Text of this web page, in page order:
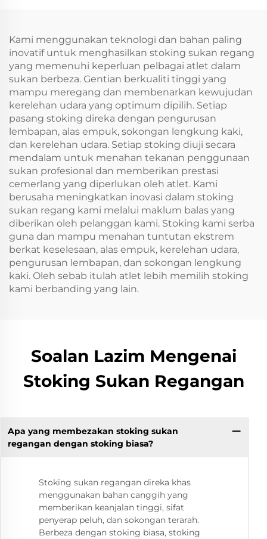
Kami menggunakan teknologi dan bahan paling
inovatif untuk menghasilkan stoking sukan regang
yang memenuhi keperluan pelbagai atlet dalam
sukan berbeza. Gentian berkualiti tinggi yang
mampu meregang dan membenarkan kewujudan
kerelehan udara yang optimum dipilih. Setiap
pasang stoking direka dengan pengurusan
lembapan, alas empuk, sokongan lengkung kaki,
dan kerelehan udara. Setiap stoking diuji secara
mendalam untuk menahan tekanan penggunaan
sukan profesional dan memberikan prestasi
cemerlang yang diperlukan oleh atlet. Kami
berusaha meningkatkan inovasi dalam stoking
sukan regang kami melalui maklum balas yang
diberikan oleh pelanggan kami. Stoking kami serba
guna dan mampu menahan tuntutan ekstrem
berkat keselesaan, alas empuk, kerelehan udara,
pengurusan lembapan, dan sokongan lengkung
kaki. Oleh sebab itulah atlet lebih memilih stoking
kami berbanding yang lain.
Soalan Lazim Mengenai
Stoking Sukan Regangan
Apa yang membezakan stoking sukan
regangan dengan stoking biasa?
Stoking sukan regangan direka khas
menggunakan bahan canggih yang
memberikan keanjalan tinggi, sifat
penyerap peluh, dan sokongan terarah.
Berbeza dengan stoking biasa, stoking